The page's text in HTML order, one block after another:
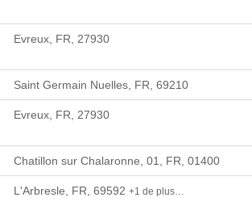
Evreux, FR, 27930
Saint Germain Nuelles, FR, 69210
Evreux, FR, 27930
Chatillon sur Chalaronne, 01, FR, 01400
L'Arbresle, FR, 69592 +1 de plus…